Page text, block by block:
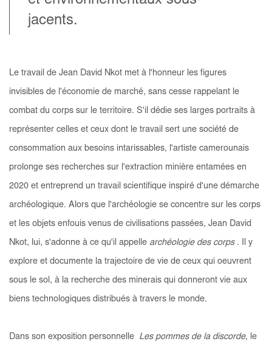
jacents.
Le travail de Jean David Nkot met à l'honneur les figures
invisibles de l'économie de marché, sans cesse rappelant le
combat du corps sur le territoire. S'il dédie ses larges portraits à
représenter celles et ceux dont le travail sert une société de
consommation aux besoins intarissables, l'artiste camerounais
prolonge ses recherches sur l'extraction minière entamées en
2020 et entreprend un travail scientifique inspiré d'une démarche
archéologique. Alors que l'archéologie se concentre sur les corps
et les objets enfouis venus de civilisations passées, Jean David
Nkot, lui, s'adonne à ce qu'il appelle archéologie des corps. Il y
explore et documente la trajectoire de vie de ceux qui oeuvrent
sous le sol, à la recherche des minerais qui donneront vie aux
biens technologiques distribués à travers le monde.
Dans son exposition personnelle Les pommes de la discorde, le